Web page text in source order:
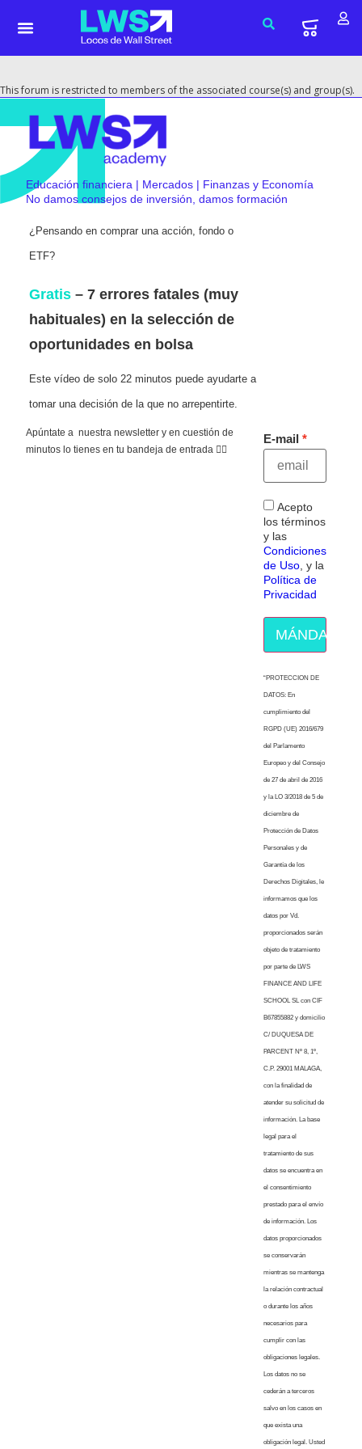
This forum is restricted to members of the associated course(s) and group(s).
Educación financiera | Mercados | Finanzas y Economía
No damos consejos de inversión, damos formación
¿Pensando en comprar una acción, fondo o
ETF?
Gratis – 7 errores fatales (muy
habituales) en la selección de
oportunidades en bolsa
Este vídeo de solo 22 minutos puede ayudarte a
tomar una decisión de la que no arrepentirte.
Apúntate a nuestra newsletter y en cuestión de
minutos lo tienes en tu bandeja de entrada 👇🏻
E-mail
Acepto
los términos
y las
Condiciones
de Uso, y la
Política de
Privacidad
MÁNDAME
“PROTECCION DE
DATOS: En
cumplimiento del
RGPD (UE) 2016/679
del Parlamento
Europeo y del Consejo
de 27 de abril de 2016
y la LO 3/2018 de 5 de
diciembre de
Protección de Datos
Personales y de
Garantía de los
Derechos Digitales, le
informamos que los
datos por Vd.
proporcionados serán
objeto de tratamiento
por parte de LWS
FINANCE AND LIFE
SCHOOL SL con CIF
B67855882 y domicilio
C/ DUQUESA DE
PARCENT Nº 8, 1º,
C.P. 29001 MALAGA,
con la finalidad de
atender su solicitud de
información. La base
legal para el
tratamiento de sus
datos se encuentra en
el consentimiento
prestado para el envío
de información. Los
datos proporcionados
se conservarán
mientras se mantenga
la relación contractual
o durante los años
necesarios para
cumplir con las
obligaciones legales.
Los datos no se
cederán a terceros
salvo en los casos en
que exista una
obligación legal. Usted